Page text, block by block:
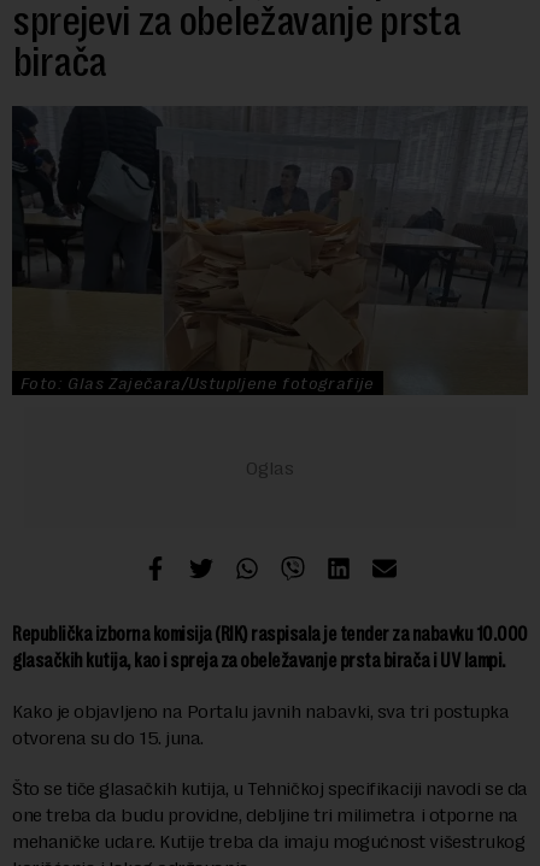
sprejevi za obeležavanje prsta
birača
Foto: Glas Zaječara/Ustupljene fotografije
Republička izborna komisija (RIK) raspisala je tender za nabavku 10.000
glasačkih kutija, kao i spreja za obeležavanje prsta birača i UV lampi.
Kako je objavljeno na Portalu javnih nabavki, sva tri postupka
otvorena su do 15. juna.
Što se tiče glasačkih kutija, u Tehničkoj specifikaciji navodi se da
one treba da budu providne, debljine tri milimetra i otporne na
mehaničke udare. Kutije treba da imaju mogućnost višestrukog